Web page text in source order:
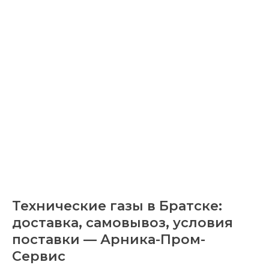
Технические газы в Братске:
доставка, самовывоз, условия
поставки — Арника-Пром-
Сервис